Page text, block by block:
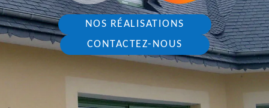
NOS RÉALISATIONS
CONTACTEZ-NOUS